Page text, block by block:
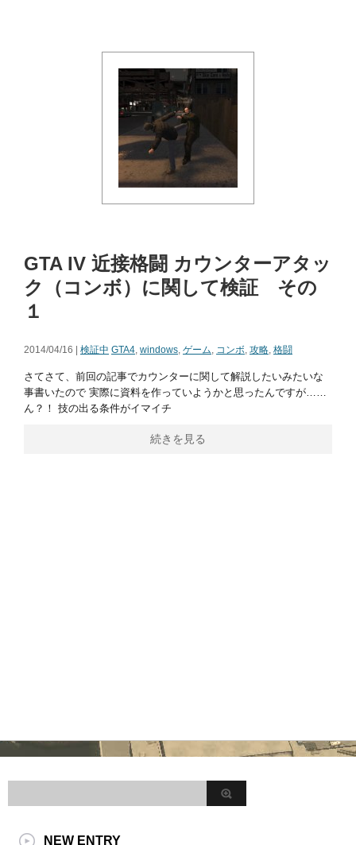
GTA IV 近接格闘 カウンターアタッ
ク（コンボ）に関して検証 その
１
2014/04/16 | 検証中 GTA4, windows, ゲーム, コンボ, 攻略, 格闘
さてさて、前回の記事でカウンターに関して解説したいみたいな
事書いたので 実際に資料を作っていようかと思ったんですが……
ん？！ 技の出る条件がイマイチ
続きを見る
NEW ENTRY